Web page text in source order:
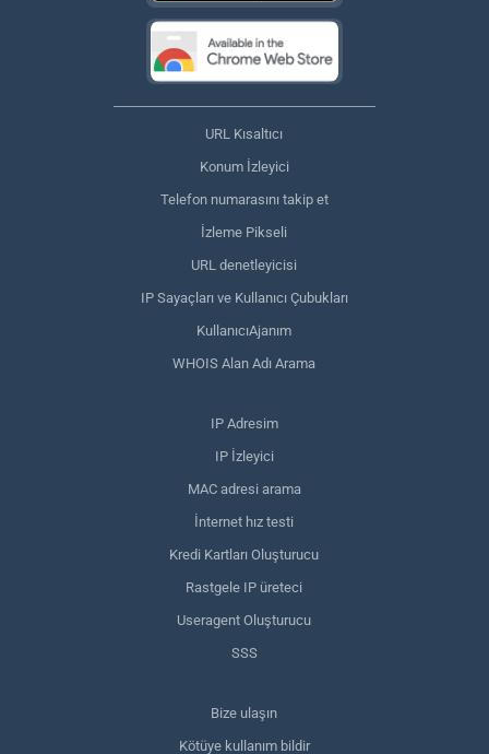
URL Kısaltıcı
Konum İzleyici
Telefon numarasını takip et
İzleme Pikseli
URL denetleyicisi
IP Sayaçları ve Kullanıcı Çubukları
KullanıcıAjanım
WHOIS Alan Adı Arama
IP Adresim
IP İzleyici
MAC adresi arama
İnternet hız testi
Kredi Kartları Oluşturucu
Rastgele IP üreteci
Useragent Oluşturucu
SSS
Bize ulaşın
Kötüye kullanım bildir